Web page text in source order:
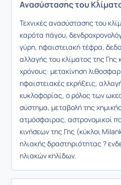
Ανασύστασης του
Τεχνικές ανασύστασης του
καρότα πάγου,
γύρη, ηφαιστειακή τέφρα,
αλλαγής του κλίματος της Γης
χρόνους: μετακίνηση
ηφαιστειακές εκρήξεις,
κυκλοφορίας, ο ρόλος των
σύστημα, μεταβολή της
ατμόσφαιρας, αστρονομικοί
κινήσεων της Γης (κύκλοι
ηλιακής δραστηριότητας ?
ηλιακών κηλίδων.